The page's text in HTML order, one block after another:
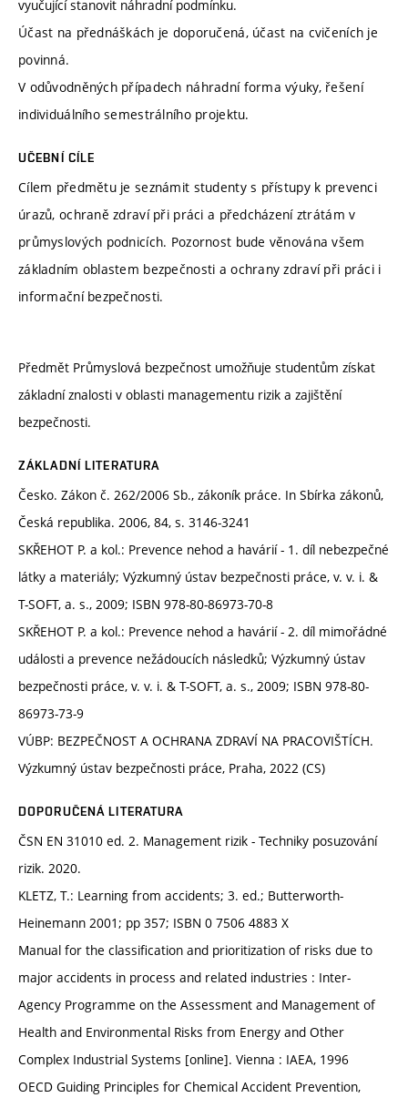
vyučující stanovit náhradní podmínku.
Účast na přednáškách je doporučená, účast na cvičeních je
povinná.
V odůvodněných případech náhradní forma výuky, řešení
individuálního semestrálního projektu.
UČEBNÍ CÍLE
Cílem předmětu je seznámit studenty s přístupy k prevenci
úrazů, ochraně zdraví při práci a předcházení ztrátám v
průmyslových podnicích. Pozornost bude věnována všem
základním oblastem bezpečnosti a ochrany zdraví při práci i
informační bezpečnosti.
Předmět Průmyslová bezpečnost umožňuje studentům získat
základní znalosti v oblasti managementu rizik a zajištění
bezpečnosti.
ZÁKLADNÍ LITERATURA
Česko. Zákon č. 262/2006 Sb., zákoník práce. In Sbírka zákonů,
Česká republika. 2006, 84, s. 3146-3241
SKŘEHOT P. a kol.: Prevence nehod a havárií - 1. díl nebezpečné
látky a materiály; Výzkumný ústav bezpečnosti práce, v. v. i. &
T-SOFT, a. s., 2009; ISBN 978-80-86973-70-8
SKŘEHOT P. a kol.: Prevence nehod a havárií - 2. díl mimořádné
události a prevence nežádoucích následků; Výzkumný ústav
bezpečnosti práce, v. v. i. & T-SOFT, a. s., 2009; ISBN 978-80-
86973-73-9
VÚBP: BEZPEČNOST A OCHRANA ZDRAVÍ NA PRACOVIŠTÍCH.
Výzkumný ústav bezpečnosti práce, Praha, 2022 (CS)
DOPORUČENÁ LITERATURA
ČSN EN 31010 ed. 2. Management rizik - Techniky posuzování
rizik. 2020.
KLETZ, T.: Learning from accidents; 3. ed.; Butterworth-
Heinemann 2001; pp 357; ISBN 0 7506 4883 X
Manual for the classification and prioritization of risks due to
major accidents in process and related industries : Inter-
Agency Programme on the Assessment and Management of
Health and Environmental Risks from Energy and Other
Complex Industrial Systems [online]. Vienna : IAEA, 1996
OECD Guiding Principles for Chemical Accident Prevention,